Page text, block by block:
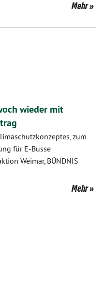
Mehr
wieder mit
zum
für E-Busse
Weimar, BÜNDNIS
Mehr